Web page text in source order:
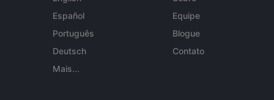
Español
Português
Deutsch
Mais...
Equipe
Blogue
Contato